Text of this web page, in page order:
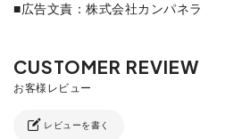
■広告文責：株式会社カンパネラ
レビューを書く